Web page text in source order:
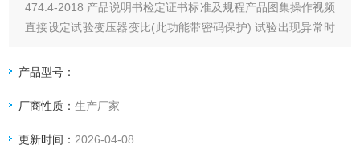
474.4-2018 产品说明书检定证书标准及规程产品图集操作视频
直接设定试验变压器变比(此功能带密码保护) 试验出现异常时
稳定，抗干扰性强 注：关于产品购买、技术维护等服务，欢迎
产品型号：
厂商性质：生产厂家
更新时间： 2026-04-08